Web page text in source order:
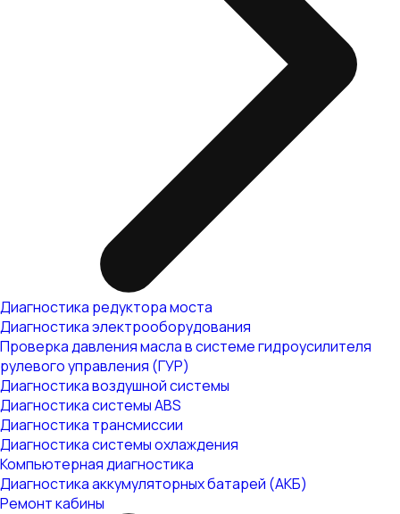
Диагностика редуктора моста
Диагностика электрооборудования
Проверка давления масла в системе гидроусилителя
рулевого управления (ГУР)
Диагностика воздушной системы
Диагностика системы ABS
Диагностика трансмиссии
Диагностика системы охлаждения
Компьютерная диагностика
Диагностика аккумуляторных батарей (АКБ)
Ремонт кабины